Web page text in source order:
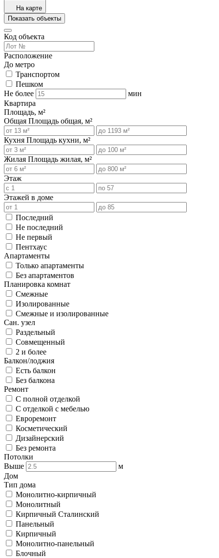
На карте
Показать объекты
Код объекта
Расположение
До метро
Транспортом
Пешком
Не более
мин
Квартира
Площадь, м²
Общая Площадь общая, м²
Кухня Площадь кухни, м²
Жилая Площадь жилая, м²
Этаж
Этажей в доме
Последний
Не последний
Не первый
Пентхаус
Апартаменты
Только апартаменты
Без апартаментов
Планировка комнат
Смежные
Изолированные
Смежные и изолированные
Сан. узел
Раздельный
Совмещенный
2 и более
Балкон/лоджия
Есть балкон
Без балкона
Ремонт
С полной отделкой
С отделкой с мебелью
Евроремонт
Косметический
Дизайнерский
Без ремонта
Потолки
Выше
м
Дом
Тип дома
Монолитно-кирпичный
Монолитный
Кирпичный Сталинский
Панельный
Кирпичный
Монолитно-панельный
Блочный